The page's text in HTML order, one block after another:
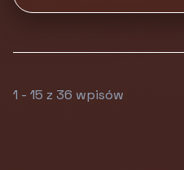
1 - 15 z 36 wpisów